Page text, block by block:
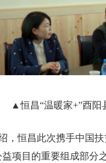
▲恒昌“温暖家+”酉阳
，恒昌此次携手中国
益项目的重要组成部分